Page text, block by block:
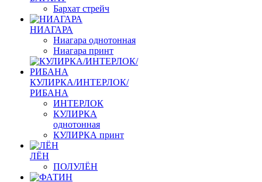
Бархат стрейч
НИАГАРА
Ниагара однотонная
Ниагара принт
КУЛИРКА/ИНТЕРЛОК/
РИБАНА
ИНТЕРЛОК
КУЛИРКА
однотонная
КУЛИРКА принт
ЛЁН
ПОЛУЛЁН